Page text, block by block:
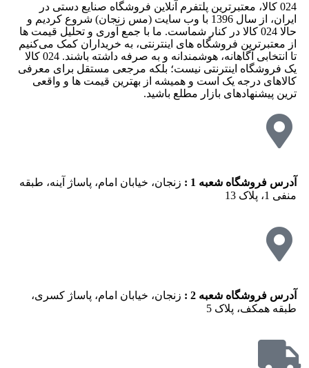
024 کالا، معتبرترین پلتفرم آنلاین فروشگاه صنایع دستی در
ایران، از سال 1396 با وب سایت (مس زنجان) شروع کردیم و
حالا 024 کالا در کنار شماست. ما با جمع‌ آوری و تحلیل قیمت‌ ها
از معتبرترین فروشگاه‌ های اینترنتی، به خریداران کمک می‌کنیم
تا انتخابی آگاهانه، هوشمندانه و به‌ صرفه داشته باشند. 024 کالا
یک فروشگاه اینترنتی نیست؛ بلکه مرجعی مستقل برای معرفی
کالاهای درجه یک است و همیشه از بهترین قیمت‌ ها و واقعی‌
ترین پیشنهادهای بازار مطلع باشید.
آدرس فروشگاه شعبه 1 :
زنجان، خیابان امام، پاساژ آینه، طبقه
منفی 1، پلاک 13
آدرس فروشگاه شعبه 2 :
زنجان، خیابان امام، پاساژ کسری،
طبقه همکف، پلاک 5